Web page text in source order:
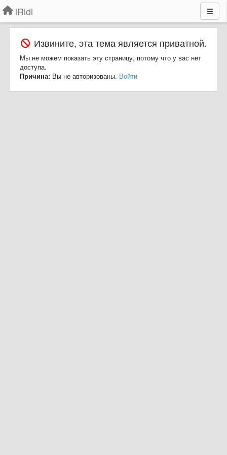
iRidi
Извините, эта тема является приватной.
Мы не можем показать эту страницу, потому что у вас нет
доступа.
Причина: Вы не авторизованы. Войти